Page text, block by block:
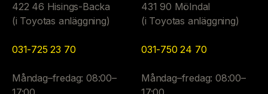
422 46 Hisings-Backa
(i Toyotas anläggning)
031-725 23 70
Måndag–fredag: 08:00–
431 90 Mölndal
(i Toyotas anläggning)
031-750 24 70
Måndag–fredag: 08:00–